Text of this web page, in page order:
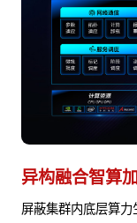
异构融合智算
屏蔽集群内底层算